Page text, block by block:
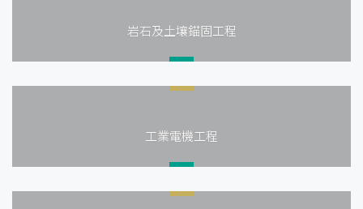
岩石及土壤錨固工程
工業電機工程